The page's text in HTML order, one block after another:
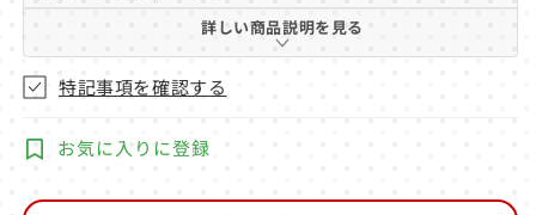
詳しい商品説明を見る
特記事項を確認する
お気に入りに登録